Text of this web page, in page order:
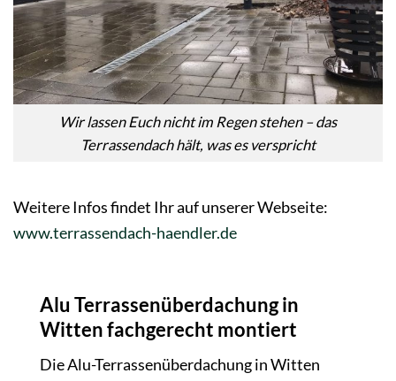
Wir lassen Euch nicht im Regen stehen – das
Terrassendach hält, was es verspricht
Weitere Infos findet Ihr auf unserer Webseite:
www.terrassendach-haendler.de
Alu Terrassenüberdachung in
Witten fachgerecht montiert
Die Alu-Terrassenüberdachung in Witten